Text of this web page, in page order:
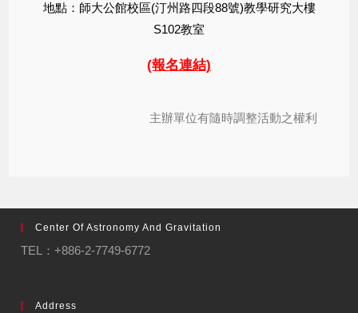
地點：師大公館校區(汀州路四段88號)教學研究大樓
S102教室
(報名連結)
主辦單位有隨時調整活動之權利
Center Of Astronomy And Gravitation
TEL：+886-2-7749-6772
Address